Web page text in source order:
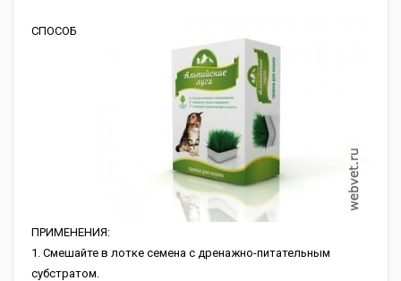
СПОСОБ
ПРИМЕНЕНИЯ:
1. Смешайте в лотке семена с дренажно-питательным
субстратом.